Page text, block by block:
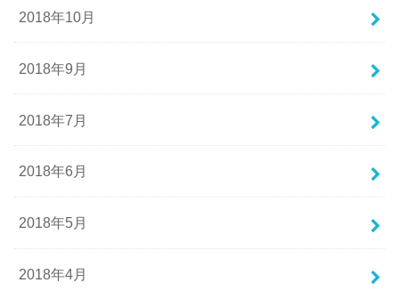
2018年10月
2018年9月
2018年7月
2018年6月
2018年5月
2018年4月